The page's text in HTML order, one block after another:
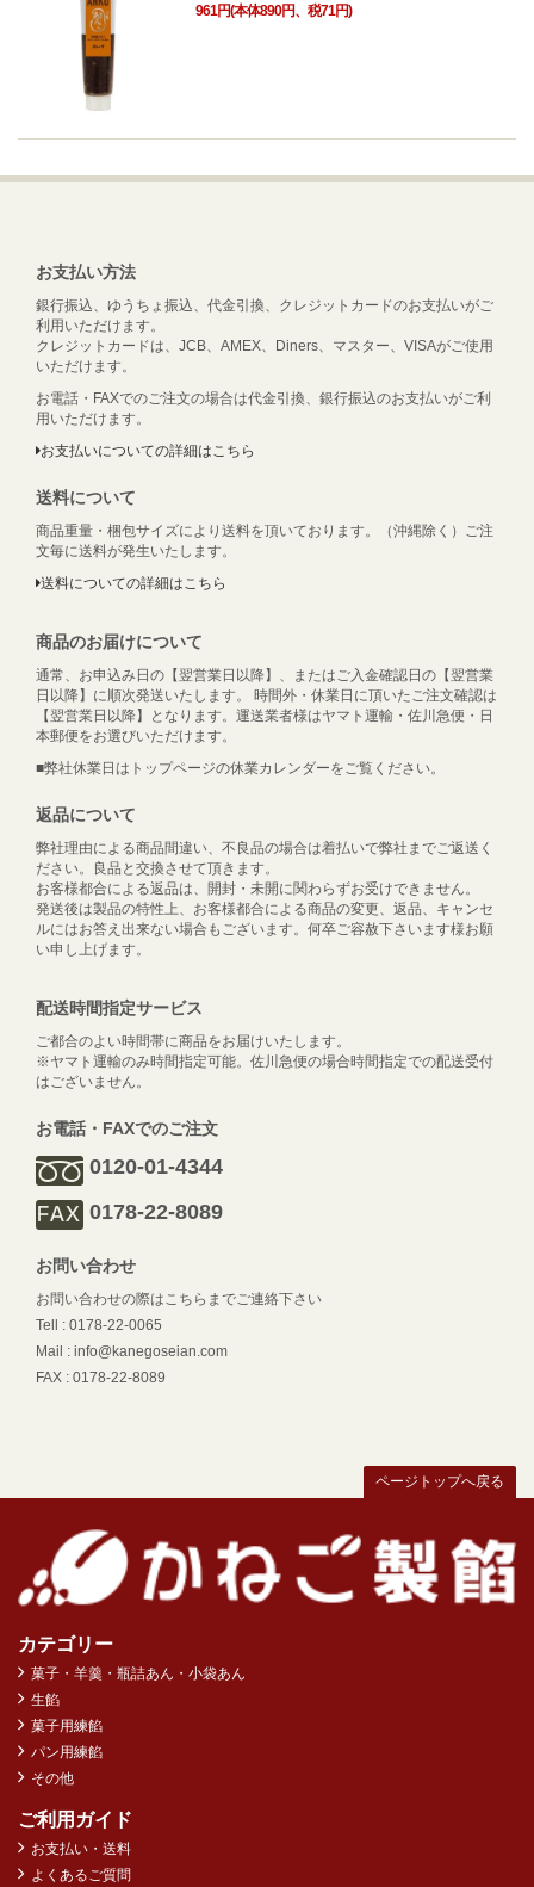
961円(本体890円、税71円)
お支払い方法
銀行振込、ゆうちょ振込、代金引換、クレジットカードのお支払いがご
利用いただけます。
クレジットカードは、JCB、AMEX、Diners、マスター、VISAがご使用
いただけます。
お電話・FAXでのご注文の場合は代金引換、銀行振込のお支払いがご利
用いただけます。
お支払いについての詳細はこちら
送料について
商品重量・梱包サイズにより送料を頂いております。（沖縄除く）ご注
文毎に送料が発生いたします。
送料についての詳細はこちら
商品のお届けについて
通常、お申込み日の【翌営業日以降】、またはご入金確認日の【翌営業
日以降】に順次発送いたします。 時間外・休業日に頂いたご注文確認は
【翌営業日以降】となります。運送業者様はヤマト運輸・佐川急便・日
本郵便をお選びいただけます。
■弊社休業日はトップページの休業カレンダーをご覧ください。
返品について
弊社理由による商品間違い、不良品の場合は着払いで弊社までご返送く
ださい。良品と交換させて頂きます。
お客様都合による返品は、開封・未開に関わらずお受けできません。
発送後は製品の特性上、お客様都合による商品の変更、返品、キャンセ
ルにはお答え出来ない場合もございます。何卒ご容赦下さいます様お願
い申し上げます。
配送時間指定サービス
ご都合のよい時間帯に商品をお届けいたします。
※ヤマト運輸のみ時間指定可能。佐川急便の場合時間指定での配送受付
はございません。
お電話・FAXでのご注文
0120-01-4344
0178-22-8089
お問い合わせ
お問い合わせの際はこちらまでご連絡下さい
Tell : 0178-22-0065
Mail : info@kanegoseian.com
FAX : 0178-22-8089
ページトップへ戻る
カテゴリー
菓子・羊羹・瓶詰あん・小袋あん
生餡
菓子用練餡
パン用練餡
その他
ご利用ガイド
お支払い・送料
よくあるご質問